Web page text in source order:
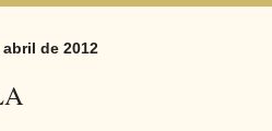
de 2012